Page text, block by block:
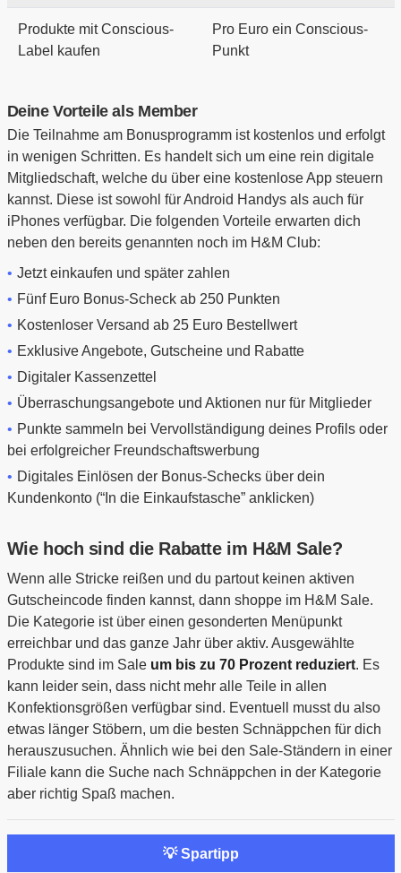
Produkte mit Conscious-
Label kaufen
Pro Euro ein Conscious-
Punkt
Deine Vorteile als Member
Die Teilnahme am Bonusprogramm ist kostenlos und erfolgt
in wenigen Schritten. Es handelt sich um eine rein digitale
Mitgliedschaft, welche du über eine kostenlose App steuern
kannst. Diese ist sowohl für Android Handys als auch für
iPhones verfügbar. Die folgenden Vorteile erwarten dich
neben den bereits genannten noch im H&M Club:
Jetzt einkaufen und später zahlen
Fünf Euro Bonus-Scheck ab 250 Punkten
Kostenloser Versand ab 25 Euro Bestellwert
Exklusive Angebote, Gutscheine und Rabatte
Digitaler Kassenzettel
Überraschungsangebote und Aktionen nur für Mitglieder
Punkte sammeln bei Vervollständigung deines Profils oder
bei erfolgreicher Freundschaftswerbung
Digitales Einlösen der Bonus-Schecks über dein
Kundenkonto (“In die Einkaufstasche” anklicken)
Wie hoch sind die Rabatte im H&M Sale?
Wenn alle Stricke reißen und du partout keinen aktiven
Gutscheincode finden kannst, dann shoppe im H&M Sale.
Die Kategorie ist über einen gesonderten Menüpunkt
erreichbar und das ganze Jahr über aktiv. Ausgewählte
Produkte sind im Sale um bis zu 70 Prozent reduziert. Es
kann leider sein, dass nicht mehr alle Teile in allen
Konfektionsgrößen verfügbar sind. Eventuell musst du also
etwas länger Stöbern, um die besten Schnäppchen für dich
herauszusuchen. Ähnlich wie bei den Sale-Ständern in einer
Filiale kann die Suche nach Schnäppchen in der Kategorie
aber richtig Spaß machen.
💡 Spartipp